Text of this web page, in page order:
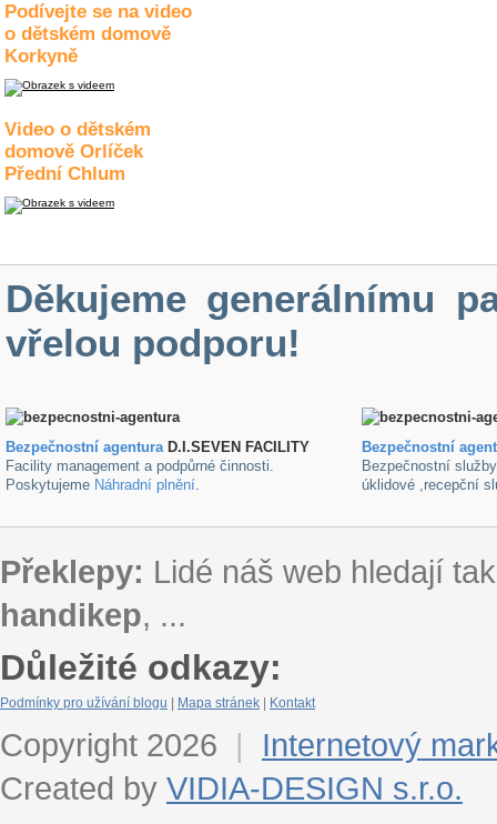
Podívejte se na video
o dětském domově
Korkyně
Video o dětském
domově Orlíček
Přední Chlum
Děkujeme generálnímu
vřelou podporu!
Bezpečnostní agenturaD.I.SEVEN FACILITY
Facility management a podpůrné činnosti.
Poskytujeme Náhradní plnění.
Bezpečnostní
Bezpečnostní
úklidové ,recepční
Překlepy: Lidé náš web hledají
handikep, ...
Důležité odkazy:
Podmínky pro užívání blogu Mapa stránek Kontakt
Copyright 2026 |
Internetový
Created by VIDIA-DESIGN s.r.o.